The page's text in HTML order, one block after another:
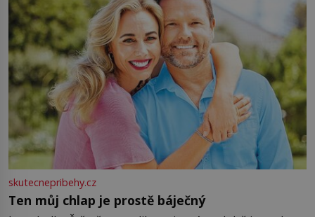
skutecnepribehy.cz
Ten můj chlap je prostě báječný